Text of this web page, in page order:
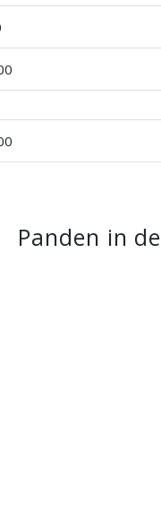
Panden in